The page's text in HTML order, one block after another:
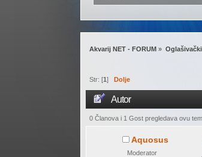
Akvarij NET - FORUM »
Str: [1] Dolje
Autor
0 Članova i 1 Gost pregledava ovu
Aquosus
Moderator